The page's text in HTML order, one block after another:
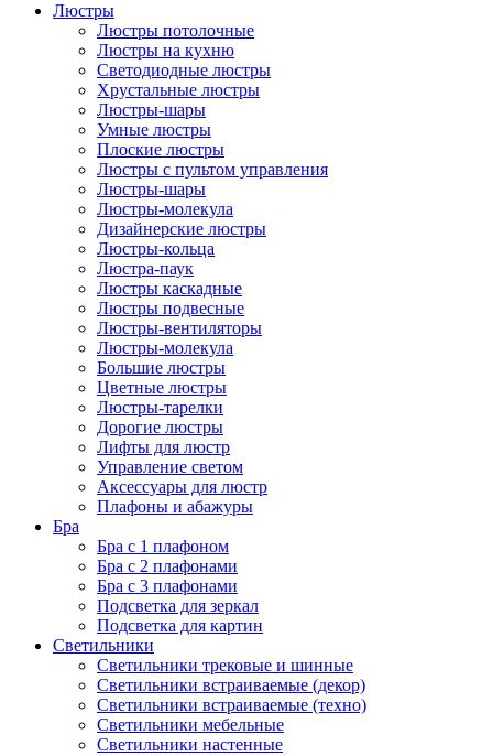
Люстры
Люстры потолочные
Люстры на кухню
Светодиодные люстры
Хрустальные люстры
Люстры-шары
Умные люстры
Плоские люстры
Люстры с пультом управления
Люстры-шары
Люстры-молекула
Дизайнерские люстры
Люстры-кольца
Люстра-паук
Люстры каскадные
Люстры подвесные
Люстры-вентиляторы
Люстры-молекула
Большие люстры
Цветные люстры
Люстры-тарелки
Дорогие люстры
Лифты для люстр
Управление светом
Аксессуары для люстр
Плафоны и абажуры
Бра
Бра с 1 плафоном
Бра с 2 плафонами
Бра с 3 плафонами
Подсветка для зеркал
Подсветка для картин
Светильники
Светильники трековые и шинные
Светильники встраиваемые (декор)
Светильники встраиваемые (техно)
Светильники мебельные
Светильники настенные